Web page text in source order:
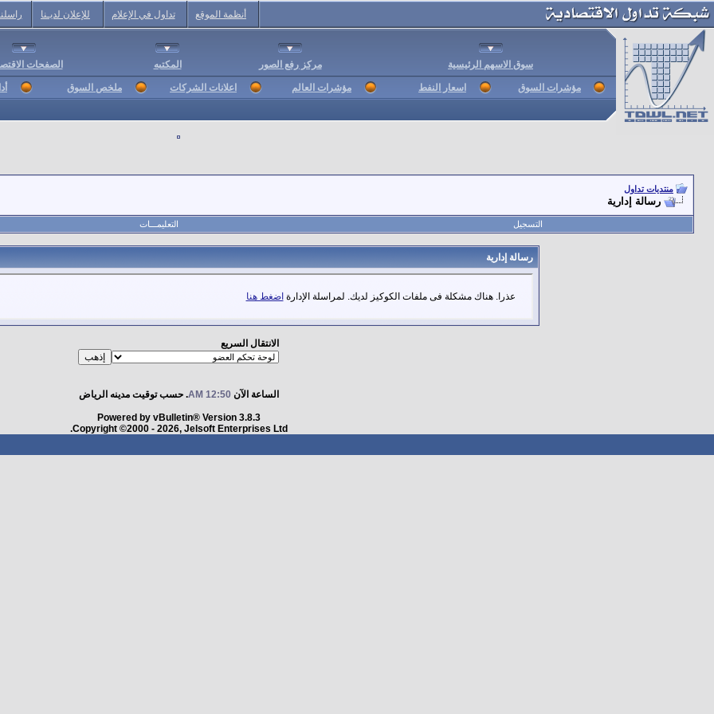
أنظمة الموقع تداول في الإعلام للإعلان لديـنا
سوق الاسهم الرئيسية مركز رفع الصور المكتبه الصفحات
مؤشرات السوق اسعار النفط مؤشرات العالم اعلانات الشركات ملخص السوق
منتديات تداول
رسالة إدارية
التسجيل التعليمـــات
رسالة إدارية
عذرا. هناك مشكلة فى ملفات الكوكيز لديك. لمراسلة الإدارة اضغط هنا
الانتقال السريع
الساعة الآن 12:50 AM . حسب توقيت مدينه الرياض
Powered by vBulletin® Version 3.8.3
Copyright ©2000 - 2026, Jelsoft Enterprises Ltd.